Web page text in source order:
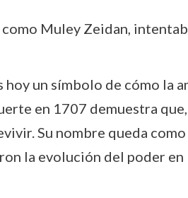
Muley Zeidan,
hoy un símbolo de cómo
en 1707 demuestra
Su nombre queda
la evolución del poder